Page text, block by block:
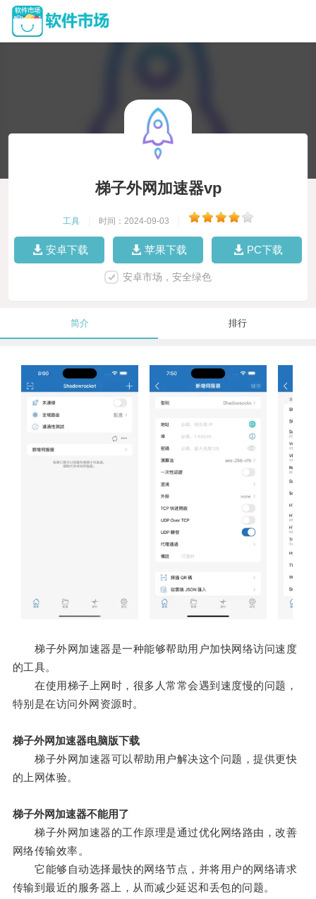
梯子外网加速器vp
工具 时间：2024-09-03
安卓下载 苹果下载 PC下载
安卓市场，安全绿色
简介 排行
梯子外网加速器是一种能够帮助用户加快网络访问速度
的工具。
在使用梯子上网时，很多人常常会遇到速度慢的问题，
特别是在访问外网资源时。
梯子外网加速器电脑版下载
梯子外网加速器可以帮助用户解决这个问题，提供更快
的上网体验。
梯子外网加速器不能用了
梯子外网加速器的工作原理是通过优化网络路由，改善
网络传输效率。
它能够自动选择最快的网络节点，并将用户的网络请求
传输到最近的服务器上，从而减少延迟和丢包的问题。